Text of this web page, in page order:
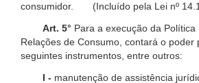
consumidor. (Incluído pela Lei nº
Art. 5° Para a execução da Política
Relações de Consumo, contará o poder
seguintes instrumentos, entre outros:
I - manutenção de assistência